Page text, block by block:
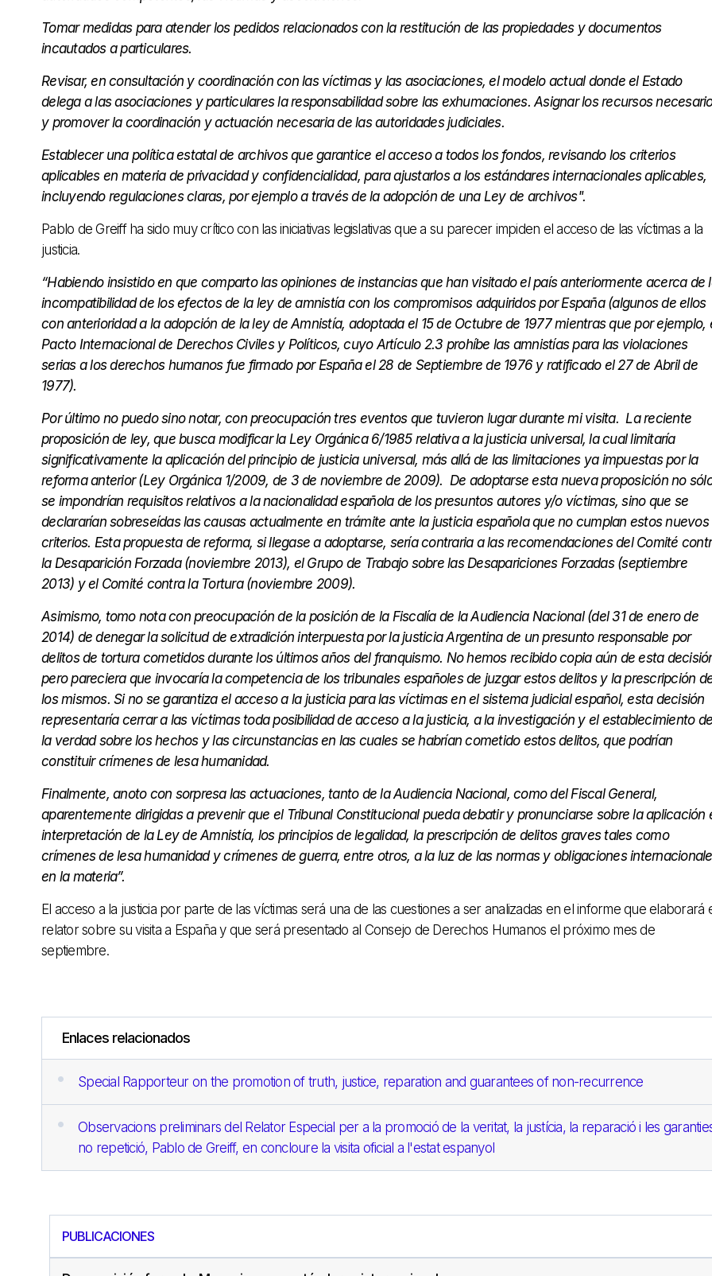
Tomar medidas para atender los pedidos relacionados con la restitución de las propiedades y documentos
incautados a particulares.
Revisar, en consultación y coordinación con las víctimas y las asociaciones, el modelo actual donde el Estado
delega a las asociaciones y particulares la responsabilidad sobre las exhumaciones. Asignar los recursos
y promover la coordinación y actuación necesaria de las autoridades judiciales.
Establecer una política estatal de archivos que garantice el acceso a todos los fondos, revisando los criterios
aplicables en materia de privacidad y confidencialidad, para ajustarlos a los estándares internacionales aplicables,
incluyendo regulaciones claras, por ejemplo a través de la adopción de una Ley de archivos".
Pablo de Greiff ha sido muy crítico con las iniciativas legislativas que a su parecer impiden el acceso de las víctimas a la
justicia.
“Habiendo insistido en que comparto las opiniones de instancias que han visitado el país anteriormente acerca de
incompatibilidad de los efectos de la ley de amnistía con los compromisos adquiridos por España (algunos de ellos
con anterioridad a la adopción de la ley de Amnistía, adoptada el 15 de Octubre de 1977 mientras que por ejemplo,
Pacto Internacional de Derechos Civiles y Políticos, cuyo Artículo 2.3 prohíbe las amnistías para las violaciones
serias a los derechos humanos fue firmado por España el 28 de Septiembre de 1976 y ratificado el 27 de Abril de
1977).
Por último no puedo sino notar, con preocupación tres eventos que tuvieron lugar durante mi visita. La reciente
proposición de ley, que busca modificar la Ley Orgánica 6/1985 relativa a la justicia universal, la cual limitaría
significativamente la aplicación del principio de justicia universal, más allá de las limitaciones ya impuestas por la
reforma anterior (Ley Orgánica 1/2009, de 3 de noviembre de 2009). De adoptarse esta nueva proposición no
se impondrían requisitos relativos a la nacionalidad española de los presuntos autores y/o víctimas, sino que se
declararían sobreseídas las causas actualmente en trámite ante la justicia española que no cumplan estos nuevos
criterios. Esta propuesta de reforma, si llegase a adoptarse, sería contraria a las recomendaciones del Comité
la Desaparición Forzada (noviembre 2013), el Grupo de Trabajo sobre las Desapariciones Forzadas (septiembre
2013) y el Comité contra la Tortura (noviembre 2009).
Asimismo, tomo nota con preocupación de la posición de la Fiscalía de la Audiencia Nacional (del 31 de enero de
2014) de denegar la solicitud de extradición interpuesta por la justicia Argentina de un presunto responsable por
delitos de tortura cometidos durante los últimos años del franquismo. No hemos recibido copia aún de esta
pero pareciera que invocaría la competencia de los tribunales españoles de juzgar estos delitos y la prescripción
los mismos. Si no se garantiza el acceso a la justicia para las víctimas en el sistema judicial español, esta decisión
representaría cerrar a las víctimas toda posibilidad de acceso a la justicia, a la investigación y el establecimiento de
la verdad sobre los hechos y las circunstancias en las cuales se habrían cometido estos delitos, que podrían
constituir crímenes de lesa humanidad.
Finalmente, anoto con sorpresa las actuaciones, tanto de la Audiencia Nacional, como del Fiscal General,
aparentemente dirigidas a prevenir que el Tribunal Constitucional pueda debatir y pronunciarse sobre la aplicación
interpretación de la Ley de Amnistía, los principios de legalidad, la prescripción de delitos graves tales como
crímenes de lesa humanidad y crímenes de guerra, entre otros, a la luz de las normas y obligaciones
en la materia”.
El acceso a la justicia por parte de las víctimas será una de las cuestiones a ser analizadas en el informe que elaborará
relator sobre su visita a España y que será presentado al Consejo de Derechos Humanos el próximo mes de
septiembre.
Enlaces relacionados
Special Rapporteur on the promotion of truth, justice, reparation and guarantees of non-recurrence
Observacions preliminars del Relator Especial per a la promoció de la veritat, la justícia, la reparació i les
no repetició, Pablo de Greiff, en concloure la visita oficial a l'estat espanyol
PUBLICACIONES